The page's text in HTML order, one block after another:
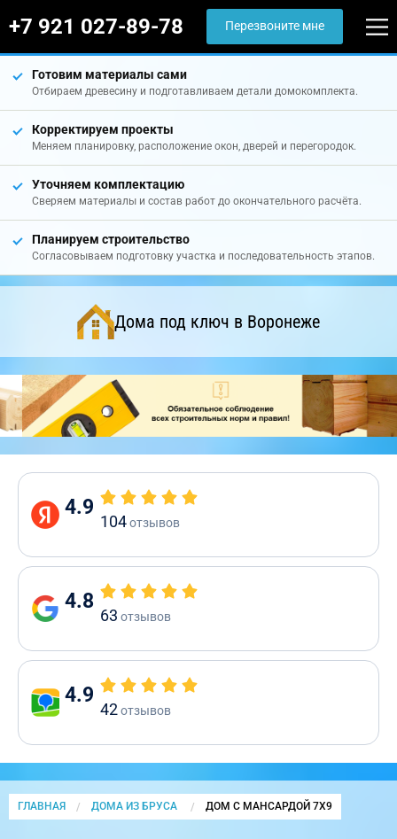
+7 921 027-89-78 Перезвоните мне
Готовим материалы сами
Отбираем древесину и подготавливаем детали домокомплекта.
Корректируем проекты
Меняем планировку, расположение окон, дверей и перегородок.
Уточняем комплектацию
Сверяем материалы и состав работ до окончательного расчёта.
Планируем строительство
Согласовываем подготовку участка и последовательность этапов.
Дома под ключ в Воронеже
4.9
104отзывов
4.8
63 отзывов
4.9
42отзывов
ГЛАВНАЯ ДОМА ИЗ БРУСА CURRENT:
ДОМ С МАНСАРДОЙ 7Х9